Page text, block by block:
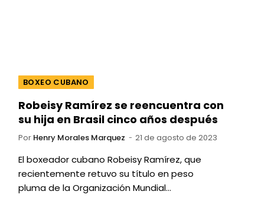
BOXEO CUBANO
Robeisy Ramírez se reencuentra con
su hija en Brasil cinco años después
Por Henry Morales Marquez 21 de agosto de 2023
El boxeador cubano Robeisy Ramírez, que
recientemente retuvo su título en peso
pluma de la Organización Mundial…